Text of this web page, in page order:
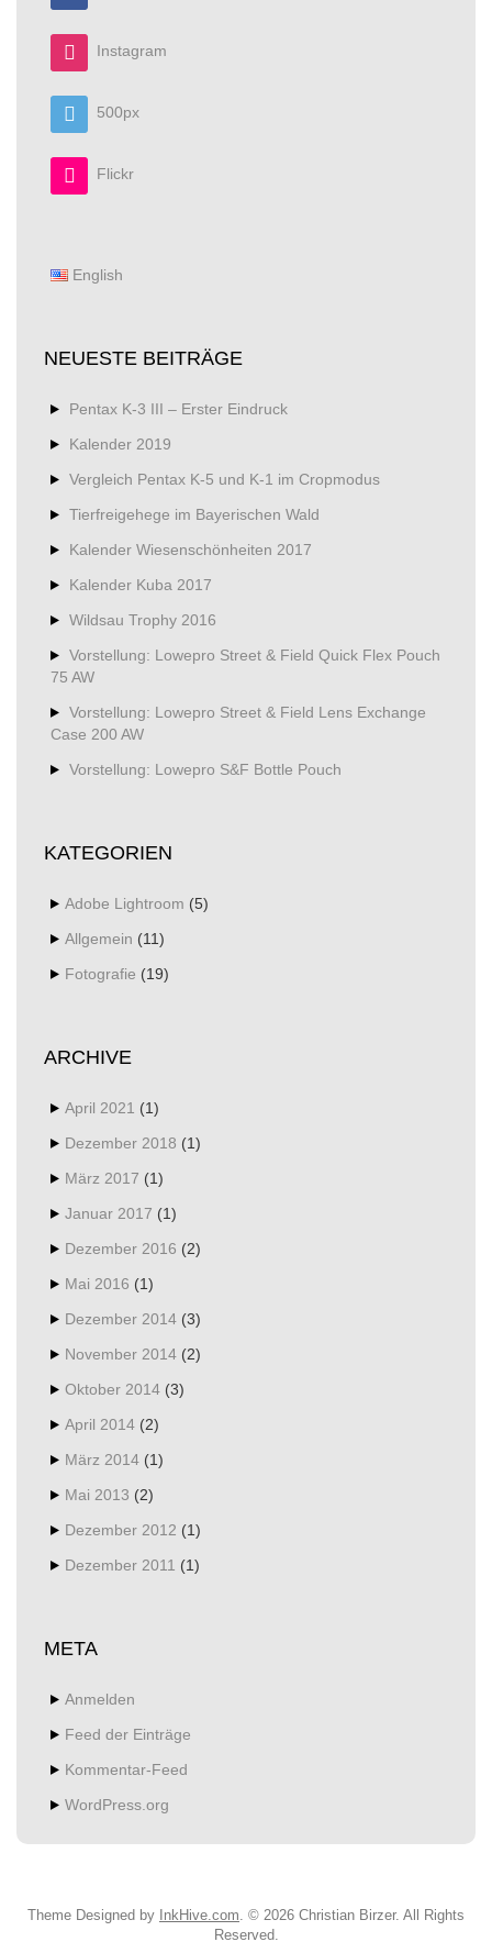
Instagram
500px
Flickr
English
NEUESTE BEITRÄGE
Pentax K-3 III – Erster Eindruck
Kalender 2019
Vergleich Pentax K-5 und K-1 im Cropmodus
Tierfreigehege im Bayerischen Wald
Kalender Wiesenschönheiten 2017
Kalender Kuba 2017
Wildsau Trophy 2016
Vorstellung: Lowepro Street & Field Quick Flex Pouch
75 AW
Vorstellung: Lowepro Street & Field Lens Exchange
Case 200 AW
Vorstellung: Lowepro S&F Bottle Pouch
KATEGORIEN
Adobe Lightroom (5)
Allgemein (11)
Fotografie (19)
ARCHIVE
April 2021 (1)
Dezember 2018 (1)
März 2017 (1)
Januar 2017 (1)
Dezember 2016 (2)
Mai 2016 (1)
Dezember 2014 (3)
November 2014 (2)
Oktober 2014 (3)
April 2014 (2)
März 2014 (1)
Mai 2013 (2)
Dezember 2012 (1)
Dezember 2011 (1)
META
Anmelden
Feed der Einträge
Kommentar-Feed
WordPress.org
Theme Designed by InkHive.com © 2026 Christian Birzer. All Rights
Reserved.